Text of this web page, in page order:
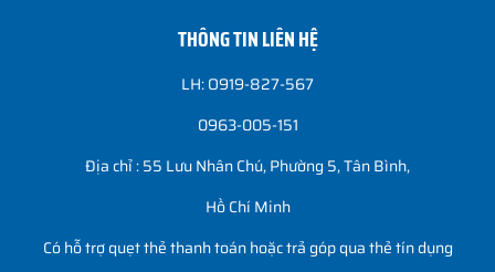
THÔNG TIN LIÊN HỆ
LH: O919-827-567
0963-005-151
Địa chỉ : 55 Lưu Nhân Chú, Phường 5, Tân Bình,
Hồ Chí Minh
Có hỗ trợ quẹt thẻ thanh toán hoặc trả góp qua thẻ tín dụng